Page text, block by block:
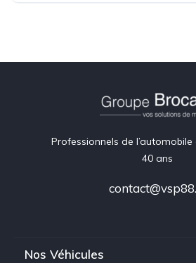
Professionnels de
40 ans
Nos Véhicules